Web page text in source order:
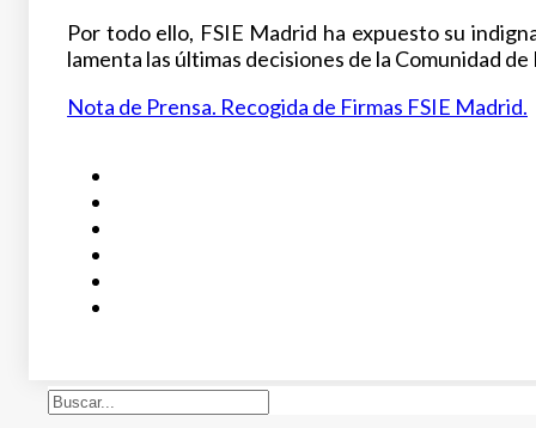
Por todo ello, FSIE Madrid ha expuesto su
lamenta las últimas decisiones de la Comunidad
Nota de Prensa. Recogida de Firmas FSIE Madrid.
Buscar